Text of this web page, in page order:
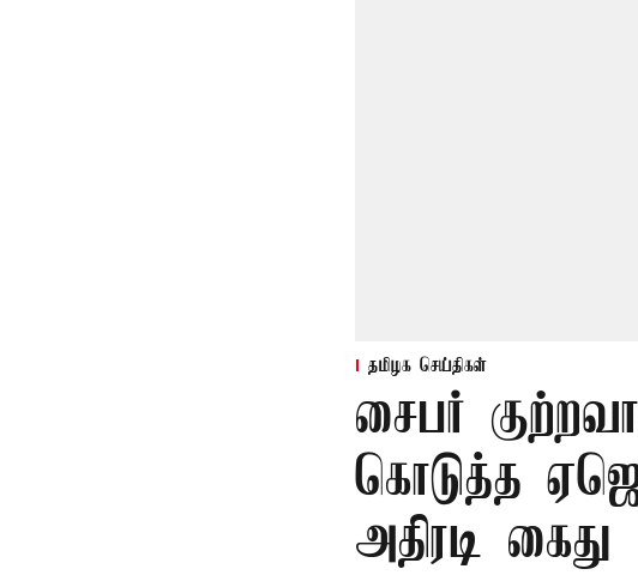
தமிழக செய்திகள்
சைபர்
கொடுத்த
அதிரடி கைது